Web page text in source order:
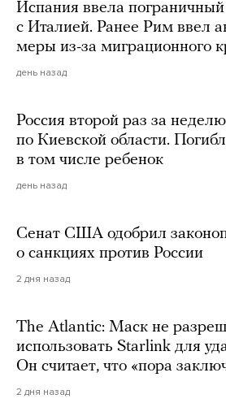
Испания ввела пограничный
с Италией. Ранее Рим ввел
меры из-за миграционного
день назад
Россия второй раз за
по Киевской области.
в том числе ребенок
день назад
Сенат США одобрил
о санкциях против России
2 дня назад
The Atlantic: Маск не
использовать Starlink для
Он считает, что «пора
2 дня назад